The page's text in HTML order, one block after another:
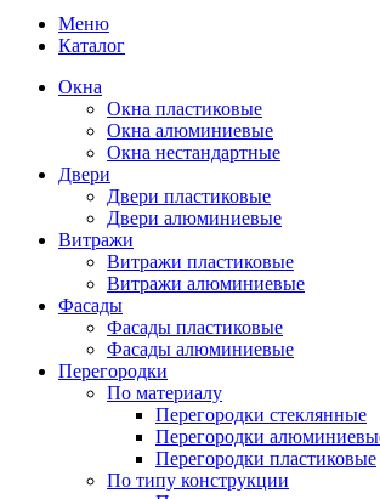
Меню
Каталог
Окна
Окна пластиковые
Окна алюминиевые
Окна нестандартные
Двери
Двери пластиковые
Двери алюминиевые
Витражи
Витражи пластиковые
Витражи алюминиевые
Фасады
Фасады пластиковые
Фасады алюминиевые
Перегородки
По материалу
Перегородки стеклянные
Перегородки
Перегородки пластиковые
По типу конструкции